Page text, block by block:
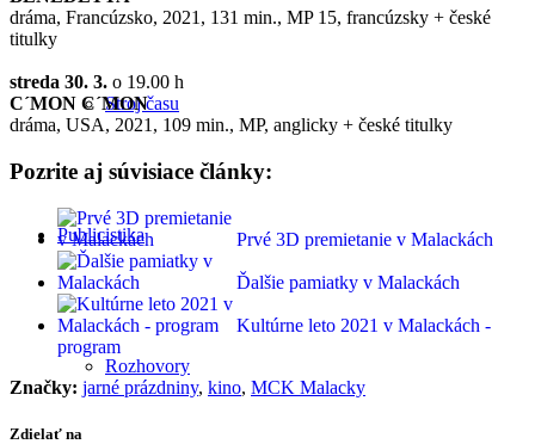
Stroj času
Publicistika
Rozhovory
dráma, Francúzsko, 2021, 131 min., MP 15, francúzsky + české
titulky
streda 30. 3. o 19.00 h
C´MON C´MON
dráma, USA, 2021, 109 min., MP, anglicky + české titulky
Pozrite aj súvisiace články:
Prvé 3D premietanie v Malackách
Ďalšie pamiatky v Malackách
Kultúrne leto 2021 v Malackách -
program
Značky: jarné prázdniny, kino, MCK Malacky
Zdielať na